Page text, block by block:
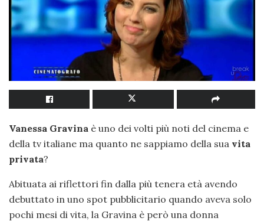
Vanessa Gravina è uno dei volti più noti del cinema e
della tv italiane ma quanto ne sappiamo della sua vita
privata?
Abituata ai riflettori fin dalla più tenera età avendo
debuttato in uno spot pubblicitario quando aveva solo
pochi mesi di vita, la Gravina è però una donna